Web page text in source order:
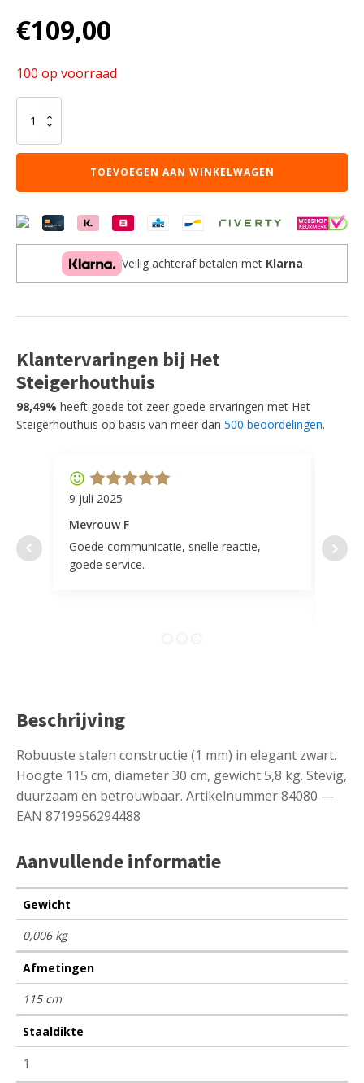
€109,00
100 op voorraad
kleine
zwarte
vuurhaard
TOEVOEGEN AAN WINKELWAGEN
Veilig achteraf betalen met Klarna
Klantervaringen bij Het
Steigerhouthuis
98,49% heeft goede tot zeer goede ervaringen met Het
Steigerhouthuis op basis van meer dan 500 beoordelingen.
9 juli 2025
Mevrouw F
Goede communicatie, snelle reactie,
goede service.
door
Beschrijving
Robuuste stalen constructie (1 mm) in elegant zwart.
Hoogte 115 cm, diameter 30 cm, gewicht 5,8 kg. Stevig,
duurzaam en betrouwbaar. Artikelnummer 84080 —
EAN 8719956294488
Aanvullende informatie
Gewicht
0,006 kg
Afmetingen
115 cm
Staaldikte
1